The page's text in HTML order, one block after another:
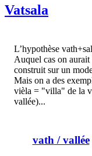
Vatsala
L’hypothèse
Auquel cas on
construit sur un
Mais on a des
vièla = "villa" de la
vallée)...
vath / vallée